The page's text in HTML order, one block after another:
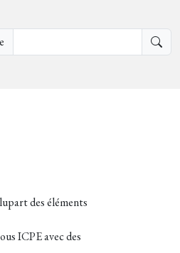
des éléments
ICPE avec des